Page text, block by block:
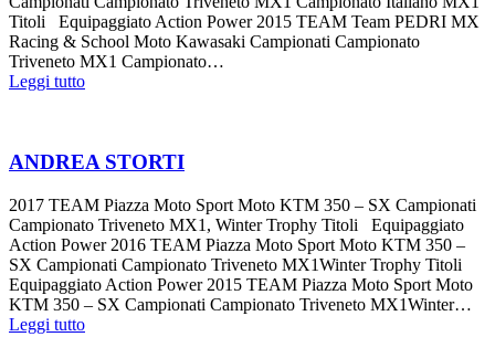
Titoli Equipaggiato Action Power 2015 TEAM Team PEDRI MX
Racing & School Moto Kawasaki Campionati Campionato
Triveneto MX1 Campionato…
Leggi tutto
ANDREA STORTI
2017 TEAM Piazza Moto Sport Moto KTM 350 – SX Campionati
Campionato Triveneto MX1, Winter Trophy Titoli Equipaggiato
Action Power 2016 TEAM Piazza Moto Sport Moto KTM 350 –
SX Campionati Campionato Triveneto MX1Winter Trophy Titoli
Equipaggiato Action Power 2015 TEAM Piazza Moto Sport Moto
KTM 350 – SX Campionati Campionato Triveneto MX1Winter…
Leggi tutto